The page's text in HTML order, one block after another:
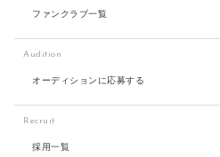
ファンクラブ一覧
Audition
オーディションに応募する
Recruit
採用一覧